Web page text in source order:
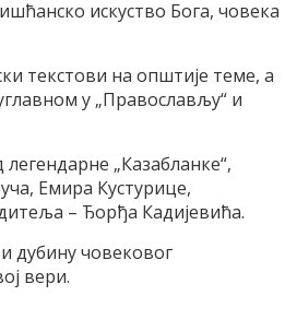
искуство Бога, човека
текстови на општије теме, а
у „Православљу“ и
„Казабланке“,
Емира Кустурице,
– Ђорђа Кадијевића.
дубину човековог
вери.